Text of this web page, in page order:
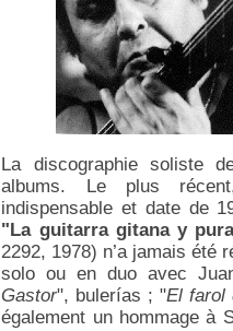
La discographie soliste
albums. Le plus
indispensable et date de
"La guitarra gitana y
2292, 1978) n’a jamais été
solo ou en duo avec
Gastor", bulerías ; "El farol
également un hommage à